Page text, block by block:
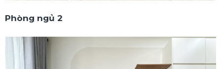
Phòng ngủ 2